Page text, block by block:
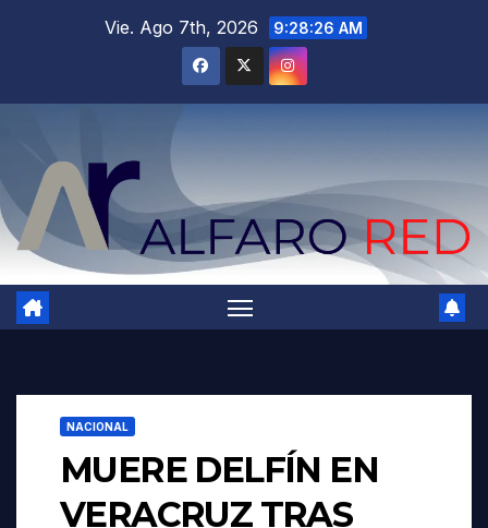
Vie. Ago 7th, 2026 9:28:27 AM
NACIONAL
MUERE DELFÍN EN
VERACRUZ TRAS